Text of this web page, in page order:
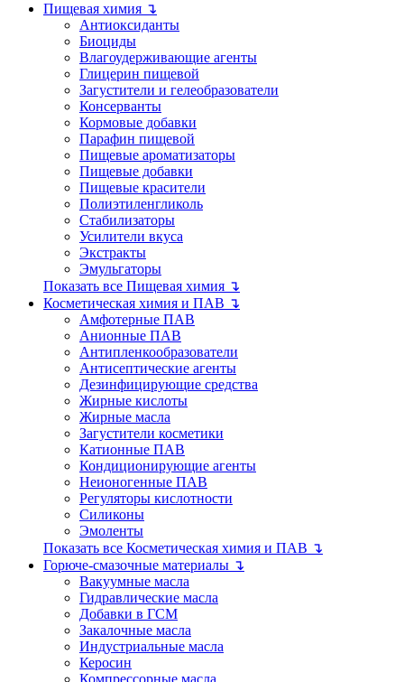
Пищевая химия ↴
Антиоксиданты
Биоциды
Влагоудерживающие агенты
Глицерин пищевой
Загустители и гелеобразователи
Консерванты
Кормовые добавки
Парафин пищевой
Пищевые ароматизаторы
Пищевые добавки
Пищевые красители
Полиэтиленгликоль
Стабилизаторы
Усилители вкуса
Экстракты
Эмульгаторы
Показать все Пищевая химия ↴
Косметическая химия и ПАВ ↴
Амфотерные ПАВ
Анионные ПАВ
Антипленкообразователи
Антисептические агенты
Дезинфицирующие средства
Жирные кислоты
Жирные масла
Загустители косметики
Катионные ПАВ
Кондиционирующие агенты
Неионогенные ПАВ
Регуляторы кислотности
Силиконы
Эмоленты
Показать все Косметическая химия и ПАВ ↴
Горюче-смазочные материалы ↴
Вакуумные масла
Гидравлические масла
Добавки в ГСМ
Закалочные масла
Индустриальные масла
Керосин
Компрессорные масла